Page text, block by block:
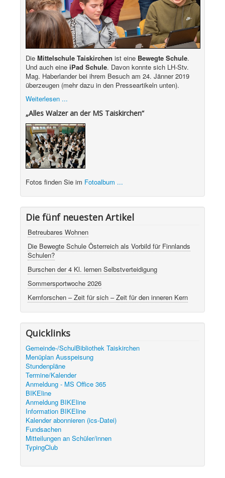
Die Mittelschule Taiskirchen ist eine Bewegte Schule.
Und auch eine iPad Schule. Davon konnte sich LH-Stv.
Mag. Haberlander bei ihrem Besuch am 24. Jänner 2019
überzeugen (mehr dazu in den Presseartikeln unten).
Weiterlesen ...
„Alles Walzer an der MS Taiskirchen“
Fotos finden Sie im Fotoalbum ...
Die fünf neuesten Artikel
Betreubares Wohnen
Die Bewegte Schule Österreich als Vorbild für Finnlands
Schulen?
Burschen der 4 Kl. lernen Selbstverteidigung
Sommersportwoche 2026
Kernforschen – Zeit für sich – Zeit für den inneren Kern
Quicklinks
Gemeinde-/SchulBibliothek Taiskirchen
Menüplan Ausspeisung
Stundenpläne
Termine/Kalender
Anmeldung - MS Office 365
BIKEline
Anmeldung BIKEline
Information BIKEline
Kalender abonnieren (ics-Datei)
Fundsachen
Mitteilungen an Schüler/innen
TypingClub